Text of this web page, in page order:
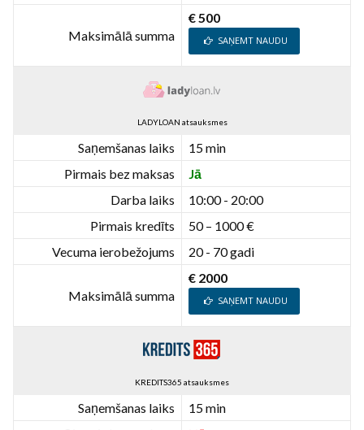
Maksimālā summa
€ 500
SAŅEMT NAUDU
LADYLOAN atsauksmes
Saņemšanas laiks
15 min
Pirmais bez maksas
Jā
Darba laiks
10:00 - 20:00
Pirmais kredīts
50 – 1000 €
Vecuma ierobežojums
20 - 70 gadi
Maksimālā summa
€ 2000
SAŅEMT NAUDU
KREDITS365 atsauksmes
Saņemšanas laiks
15 min